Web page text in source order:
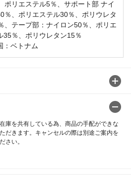
ポリエステル5％、サポート部 ナイ
％、ポリエステル30％、ポリウレタ
、テープ部：ナイロン50％、ポリエ
35％、ポリウレタン15％
：ベトナム
庫を共有している為、商品の手配ができな
だきます。キャンセルの際は別途ご案内を
さい。